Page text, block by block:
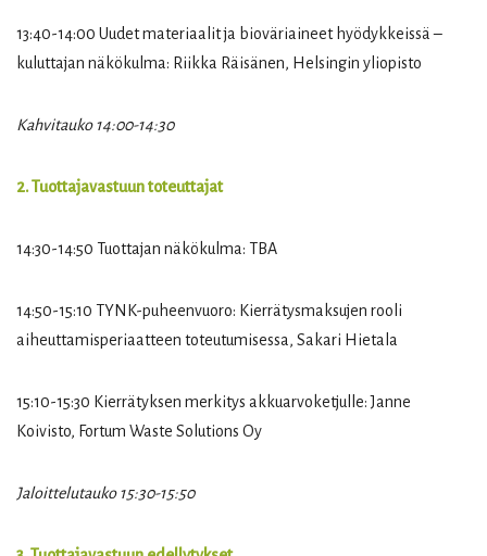
13:40-14:00 Uudet materiaalit ja bioväriaineet hyödykkeissä –
kuluttajan näkökulma: Riikka Räisänen, Helsingin yliopisto
Kahvitauko 14:00-14:30
2. Tuottajavastuun toteuttajat
14:30-14:50 Tuottajan näkökulma: TBA
14:50-15:10 TYNK-puheenvuoro: Kierrätysmaksujen rooli
aiheuttamisperiaatteen toteutumisessa, Sakari Hietala
15:10-15:30 Kierrätyksen merkitys akkuarvoketjulle: Janne
Koivisto, Fortum Waste Solutions Oy
Jaloittelutauko 15:30-15:50